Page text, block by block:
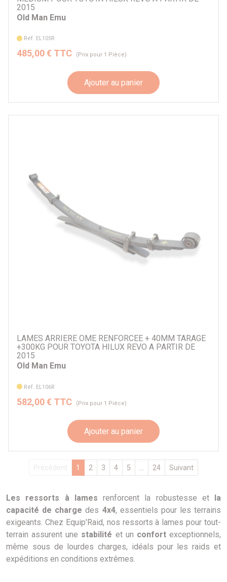
Les ressorts à lames renforcent la robustesse et la
capacité de charge des 4x4, essentiels pour les terrains
exigeants. Chez Equip'Raid, nos ressorts à lames pour tout-
terrain assurent une stabilité et un confortexceptionnels,
même sous de lourdes charges, idéals pour les raids et
expéditions en conditions extrêmes.
2015
Old Man Emu
Réf. EL105R
485,00 € TTC (Prix pour 1 Pièce)
Ajouter au panier
LAMES ARRIERE OME RENFORCEE + 40MM TARAGE
+300KG POUR TOYOTA HILUX REVO A PARTIR DE
2015
Old Man Emu
Réf. EL106R
582,00 € TTC (Prix pour 1 Pièce)
Ajouter au panier
Précédent 1 2 3 4 5 ... 24 Suivant